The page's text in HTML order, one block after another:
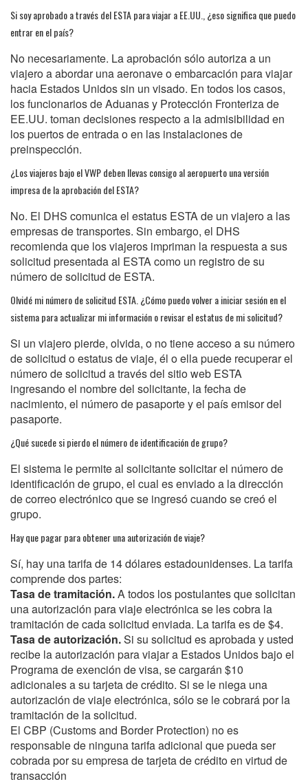
Si soy aprobado a través del ESTA para viajar a EE.UU., ¿eso significa que puedo
entrar en el país?
No necesariamente. La aprobación sólo autoriza a un
viajero a abordar una aeronave o embarcación para viajar
hacia Estados Unidos sin un visado. En todos los casos,
los funcionarios de Aduanas y Protección Fronteriza de
EE.UU. toman decisiones respecto a la admisibilidad en
los puertos de entrada o en las instalaciones de
preinspección.
¿Los viajeros bajo el VWP deben llevas consigo al aeropuerto una versión
impresa de la aprobación del ESTA?
No. El DHS comunica el estatus ESTA de un viajero a las
empresas de transportes. Sin embargo, el DHS
recomienda que los viajeros impriman la respuesta a sus
solicitud presentada al ESTA como un registro de su
número de solicitud de ESTA.
Olvidé mi número de solicitud ESTA. ¿Cómo puedo volver a iniciar sesión en el
sistema para actualizar mi información o revisar el estatus de mi solicitud?
Si un viajero pierde, olvida, o no tiene acceso a su número
de solicitud o estatus de viaje, él o ella puede recuperar el
número de solicitud a través del sitio web ESTA
ingresando el nombre del solicitante, la fecha de
nacimiento, el número de pasaporte y el país emisor del
pasaporte.
¿Qué sucede si pierdo el número de identificación de grupo?
El sistema le permite al solicitante solicitar el número de
identificación de grupo, el cual es enviado a la dirección
de correo electrónico que se ingresó cuando se creó el
grupo.
Hay que pagar para obtener una autorización de viaje?
Sí, hay una tarifa de 14 dólares estadounidenses. La tarifa
comprende dos partes:
Tasa de tramitación.A todos los postulantes que solicitan
una autorización para viaje electrónica se les cobra la
tramitación de cada solicitud enviada. La tarifa es de $4.
Tasa de autorización.Si su solicitud es aprobada y usted
recibe la autorización para viajar a Estados Unidos bajo el
Programa de exención de visa, se cargarán $10
adicionales a su tarjeta de crédito. Si se le niega una
autorización de viaje electrónica, sólo se le cobrará por la
tramitación de la solicitud.
El CBP (Customs and Border Protection) no es
responsable de ninguna tarifa adicional que pueda ser
cobrada por su empresa de tarjeta de crédito en virtud de
transacción